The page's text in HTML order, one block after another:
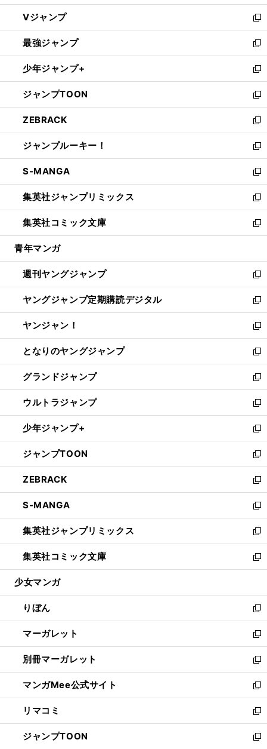
ウ
ィ
ン
ド
ウ
で
開
く
し
い
ウ
ィ
ン
ド
ウ
で
開
く
Vジャンプ
新
し
い
ウ
ィ
ン
ド
ウ
で
開
く
最強ジャンプ
新
し
い
ウ
ィ
ン
ド
ウ
で
開
く
少年ジャンプ+
新
し
い
ウ
ィ
ン
ド
ウ
で
開
く
ジャンプTOON
新
し
い
ウ
ィ
ン
ド
ウ
で
開
く
ZEBRACK
新
し
い
ウ
ィ
ン
ド
ウ
で
開
ジャンプルーキー！
新
し
い
ウ
ィ
ン
ド
ウ
開
く
S-MANGA
新
し
い
ウ
ィ
ン
ウ
で
開
く
集英社ジャンプリミックス
新
し
い
ウ
ン
ド
ウ
で
開
く
集英社コミック文庫
新
し
ウ
ィ
ン
ド
ウ
で
開
く
青年マンガ
週刊ヤングジャンプ
新
し
い
ウ
ィ
ン
ド
ウ
で
開
く
ヤングジャンプ定期購読デジタル
新
し
い
ウ
ィ
ン
ド
ウ
で
開
く
ヤンジャン！
新
し
い
ウ
ィ
ン
ド
ウ
で
開
く
となりのヤングジャンプ
新
し
い
ウ
ィ
ン
ド
ウ
で
開
く
グランドジャンプ
新
し
い
ウ
ィ
ン
ド
ウ
で
開
く
ウルトラジャンプ
新
し
い
ウ
ィ
ン
ド
ウ
で
開
く
少年ジャンプ+
新
し
い
ウ
ィ
ン
ド
ウ
で
開
く
ジャンプTOON
新
し
い
ウ
ィ
ン
ド
ウ
で
開
ZEBRACK
新
し
い
ウ
ィ
ン
ド
ウ
開
く
S-MANGA
新
し
い
ウ
ィ
ン
ウ
で
開
く
集英社ジャンプリミックス
新
し
い
ウ
ン
ド
ウ
で
開
く
集英社コミック文庫
新
し
ウ
ィ
ン
ド
ウ
で
開
く
少女マンガ
りぼん
新
し
い
ウ
ィ
ン
ド
ウ
で
開
く
マーガレット
新
し
い
ウ
ィ
ン
ド
ウ
で
別冊マーガレット
新
し
い
ウ
ィ
ン
ド
マンガMee公式サイト
新
し
い
ウ
ィ
リマコミ
新
し
い
ジャンプTOON
新